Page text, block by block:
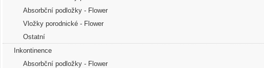
Absorbční podložky - Flower
Vložky porodnické - Flower
Ostatní
Inkontinence
Absorbční podložky - Flower